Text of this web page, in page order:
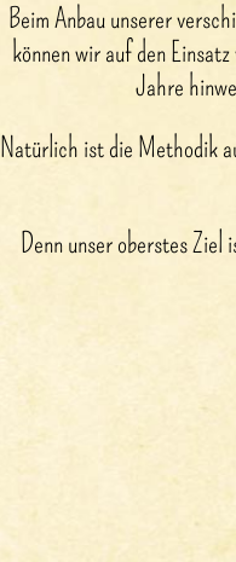
Beim Anbau unserer
können wir auf den
Jahre
Natürlich ist die Methodik
Denn unser oberstes